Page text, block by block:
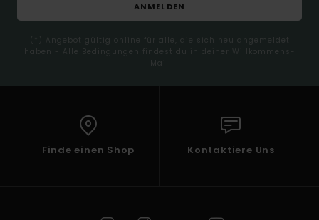
ANMELDEN
(*) Angebot gültig online für alle, die sich neu angemeldet
haben - Alle Bedingungen findest du in deiner Willkommens-
Mail
Finde einen Shop Kontaktiere Uns